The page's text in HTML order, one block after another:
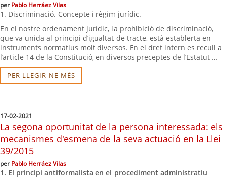
perPablo Herráez Vilas
1. Discriminació. Concepte i règim jurídic.
En el nostre ordenament jurídic, la prohibició de discriminació,
que va unida al principi d’igualtat de tracte, està establerta en
instruments normatius molt diversos. En el dret intern es recull a
l’article 14 de la Constitució, en diversos preceptes de l’Estatut …
PER LLEGIR-NE MÉS
17-02-2021
La segona oportunitat de la persona interessada: els
mecanismes d'esmena de la seva actuació en la Llei
39/2015
perPablo Herráez Vilas
1. El principi antiformalista en el procediment administratiu